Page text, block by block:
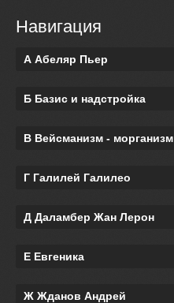
Навигация
А Абеляр Пьер
Б Базис и надстройка
В Вейсманизм - морганизм
Г Галилей Галилео
Д Даламбер Жан Лерон
Е Евгеника
Ж Жданов Андрей